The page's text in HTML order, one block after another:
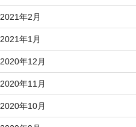
2021年2月
2021年1月
2020年12月
2020年11月
2020年10月